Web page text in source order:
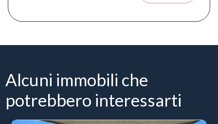
Alcuni immobili che
potrebbero interessarti